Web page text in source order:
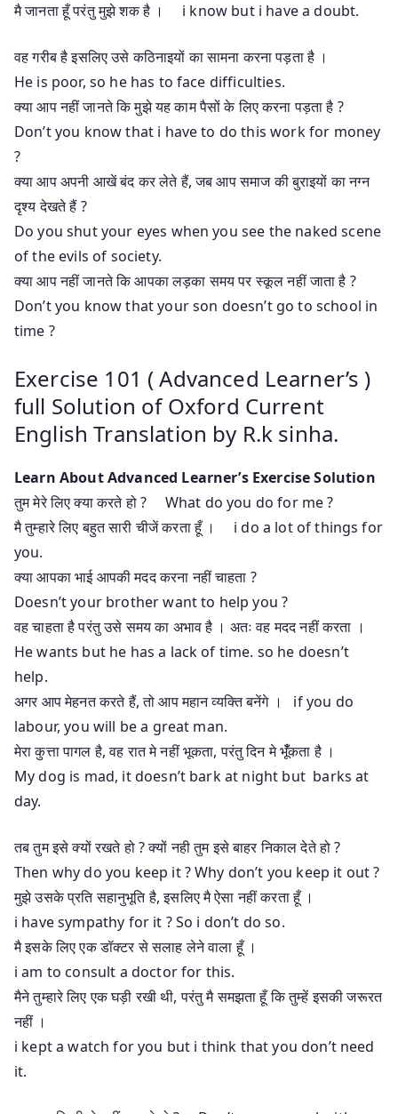
मै जानता हूँ परंतु मुझे शक है । i know but i have a doubt.
वह गरीब है इसलिए उसे कठिनाइयों का सामना करना पड़ता है ।
He is poor, so he has to face difficulties.
क्या आप नहीं जानते कि मुझे यह काम पैसों के लिए करना पड़ता है ?
Don’t you know that i have to do this work for money
?
क्या आप अपनी आखें बंद कर लेते हैं, जब आप समाज की बुराइयों का नग्न
दृश्य देखते हैं ?
Do you shut your eyes when you see the naked scene
of the evils of society.
क्या आप नहीं जानते कि आपका लड़का समय पर स्कूल नहीं जाता है ?
Don’t you know that your son doesn’t go to school in
time ?
Exercise 101 ( Advanced Learner’s )
full Solution of Oxford Current
English Translation by R.k sinha.
Learn About Advanced Learner’s Exercise Solution
तुम मेरे लिए क्या करते हो ? What do you do for me ?
मै तुम्हारे लिए बहुत सारी चीजें करता हूँ । i do a lot of things for
you.
क्या आपका भाई आपकी मदद करना नहीं चाहता ?
Doesn’t your brother want to help you ?
वह चाहता है परंतु उसे समय का अभाव है । अतः वह मदद नहीं करता ।
He wants but he has a lack of time. so he doesn’t
help.
अगर आप मेहनत करते हैं, तो आप महान व्यक्ति बनेंगे । if you do
labour, you will be a great man.
मेरा कुत्ता पागल है, वह रात मे नहीं भूकता, परंतु दिन मे भूँँकता है ।
My dog is mad, it doesn’t bark at night but barks at
day.
तब तुम इसे क्यों रखते हो ? क्यों नही तुम इसे बाहर निकाल देते हो ?
Then why do you keep it ? Why don’t you keep it out ?
मुझे उसके प्रति सहानुभूति है, इसलिए मै ऐसा नहीं करता हूँ ।
i have sympathy for it ? So i don’t do so.
मै इसके लिए एक डॉक्टर से सलाह लेने वाला हूँ ।
i am to consult a doctor for this.
मैने तुम्हारे लिए एक घड़ी रखी थी, परंतु मै समझता हूँ कि तुम्हें इसकी जरूरत
नहीं ।
i kept a watch for you but i think that you don’t need
it.